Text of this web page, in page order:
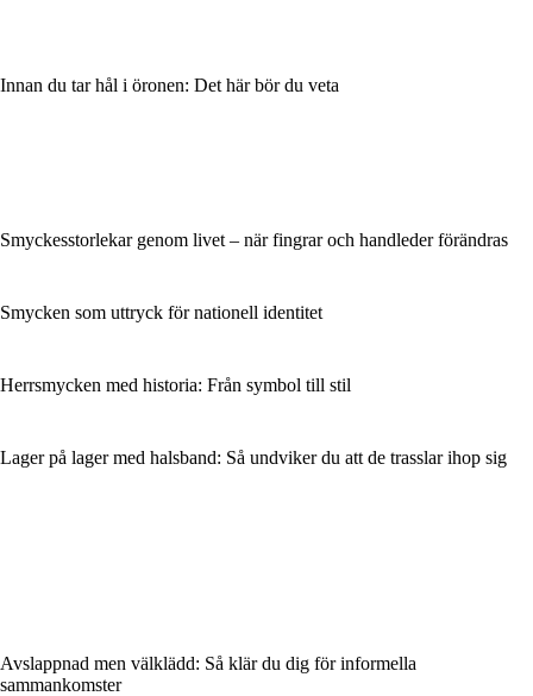
Innan du tar hål i öronen: Det här bör du veta
Smyckesstorlekar genom livet – när fingrar och handleder förändras
Smycken som uttryck för nationell identitet
Herrsmycken med historia: Från symbol till stil
Lager på lager med halsband: Så undviker du att de trasslar ihop sig
Avslappnad men välklädd: Så klär du dig för informella
sammankomster